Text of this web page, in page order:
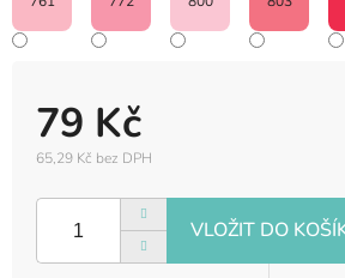
79 Kč
65,29 Kč bez DPH
cena: